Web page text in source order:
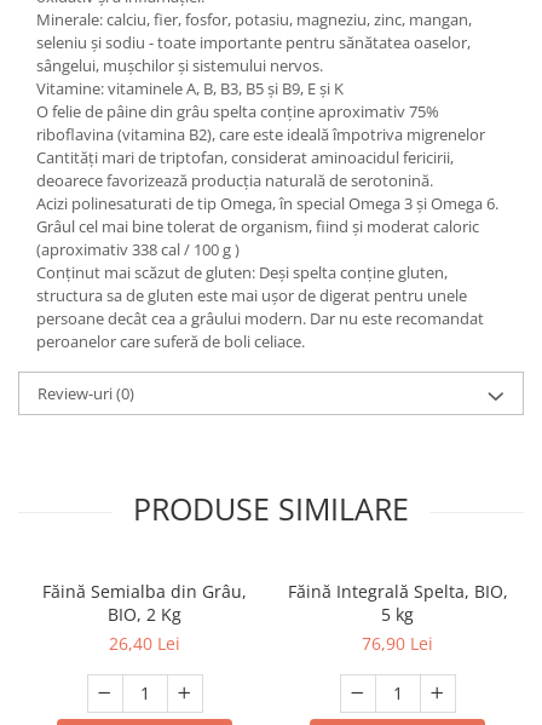
Minerale: calciu, fier, fosfor, potasiu, magneziu, zinc, mangan,
seleniu și sodiu - toate importante pentru sănătatea oaselor,
sângelui, mușchilor și sistemului nervos.
Vitamine: vitaminele A, B, B3, B5 și B9, E și K
O felie de pâine din grâu spelta conține aproximativ 75%
riboflavina (vitamina B2), care este ideală împotriva migrenelor
Cantități mari de triptofan, considerat aminoacidul fericirii,
deoarece favorizează producția naturală de serotonină.
Acizi polinesaturati de tip Omega, în special Omega 3 și Omega 6.
Grâul cel mai bine tolerat de organism, fiind și moderat caloric
(aproximativ 338 cal / 100 g )
Conținut mai scăzut de gluten: Deși spelta conține gluten,
structura sa de gluten este mai ușor de digerat pentru unele
persoane decât cea a grâului modern. Dar nu este recomandat
peroanelor care suferă de boli celiace.
Review-uri(0)
PRODUSE SIMILARE
Făină Semialba din Grâu,
BIO, 2 Kg
26,40 Lei
Făină Integrală Spelta, BIO,
5 kg
76,90 Lei